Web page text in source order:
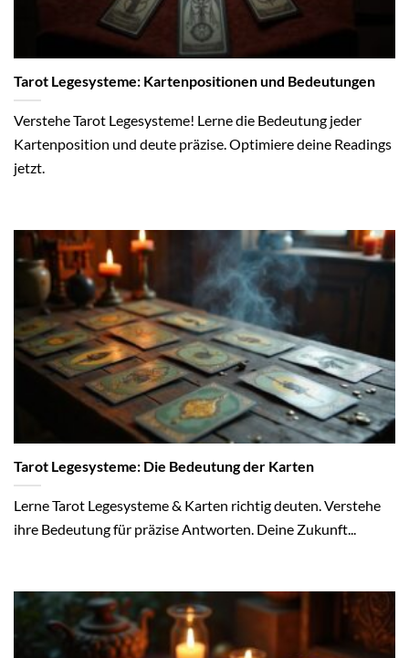
Tarot Legesysteme: Kartenpositionen und Bedeutungen
Verstehe Tarot Legesysteme! Lerne die Bedeutung jeder
Kartenposition und deute präzise. Optimiere deine Readings
jetzt.
Tarot Legesysteme: Die Bedeutung der Karten
Lerne Tarot Legesysteme & Karten richtig deuten. Verstehe
ihre Bedeutung für präzise Antworten. Deine Zukunft...